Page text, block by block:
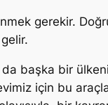
gerekir.
başka bir
için bu